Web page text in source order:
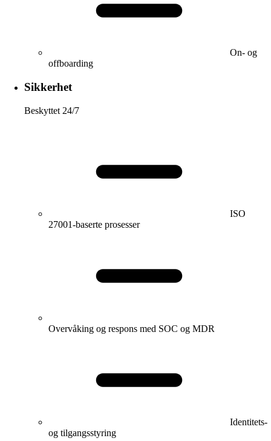
On- og
offboarding
Sikkerhet
Beskyttet 24/7
ISO
27001-baserte prosesser
Overvåking og respons med SOC og MDR
Identitets-
og tilgangsstyring